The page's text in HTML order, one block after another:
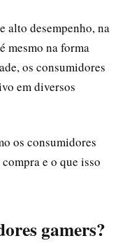
alto desempenho, na
mesmo na forma
os consumidores
em diversos
os consumidores
e o que isso
gamers?